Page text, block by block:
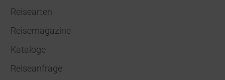
Reisearten
Reisemagazine
Kataloge
Reiseanfrage